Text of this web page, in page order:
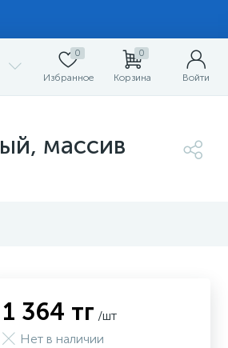
0
Избранное
0
Корзина Войти
массив
1 364 тг /шт
Нет в наличии